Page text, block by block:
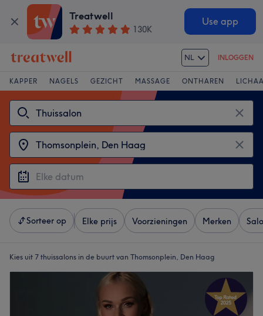
Treatwell
130K
Use app
NL INLOGGEN
KAPPER NAGELS GEZICHT MASSAGE ONTHAREN
Sorteer op Elke prijs Voorzieningen Merken
Kies uit 7 thuissalons in de buurt van Thomsonplein, Den Haag